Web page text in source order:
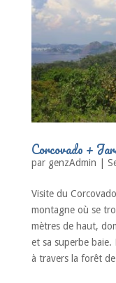
Corcovado +
par genzAdmin
Visite du
montagne où se
mètres de haut,
et sa superbe baie.
à travers la forêt